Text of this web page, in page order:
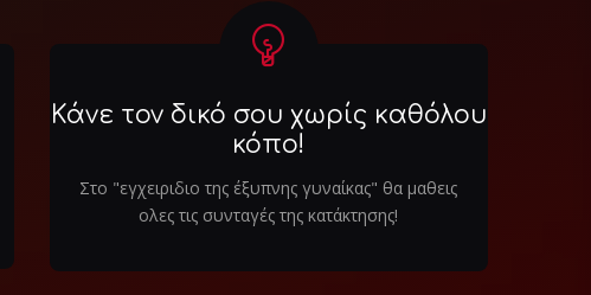
Κάνε τον δικό σου χωρίς καθόλου
κόπο!
Στο "εγχειριδιο της έξυπνης γυναίκας" θα μαθεις
ολες τις συνταγές της κατάκτησης!